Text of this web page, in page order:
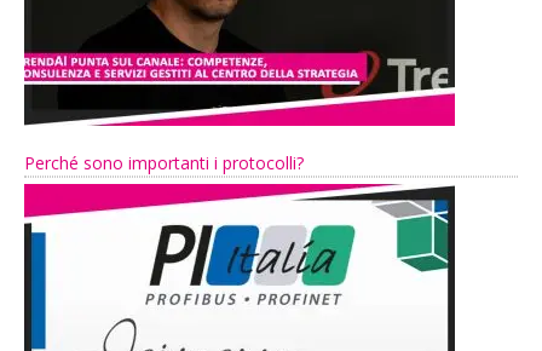
Perché sono importanti i protocolli?